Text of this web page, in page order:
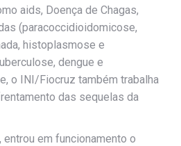
aids, Doença de Chagas,
(paracoccidioidomicose,
histoplasmose e
dengue e
o INI/Fiocruz também trabalha
das sequelas da
em funcionamento o